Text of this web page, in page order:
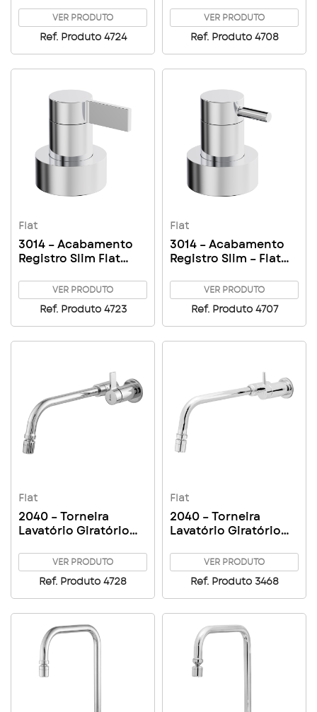
VER PRODUTO
Ref. Produto 4724
VER PRODUTO
Ref. Produto 4708
Flat
3014 – Acabamento
Registro Slim Flat
3/4 – 1″ C71VER PRODUTO
Ref. Produto 4723
Flat
3014 – Acabamento
Registro Slim – Flat
3/4 – 1″ C61VER PRODUTO
Ref. Produto 4707
Flat
2040 – Torneira
Lavatório Giratório
Articulado Flat C71
VER PRODUTO
Ref. Produto 4728
Flat
2040 – Torneira
Lavatório Giratório
Articulado Flat C61
VER PRODUTO
Ref. Produto 3468